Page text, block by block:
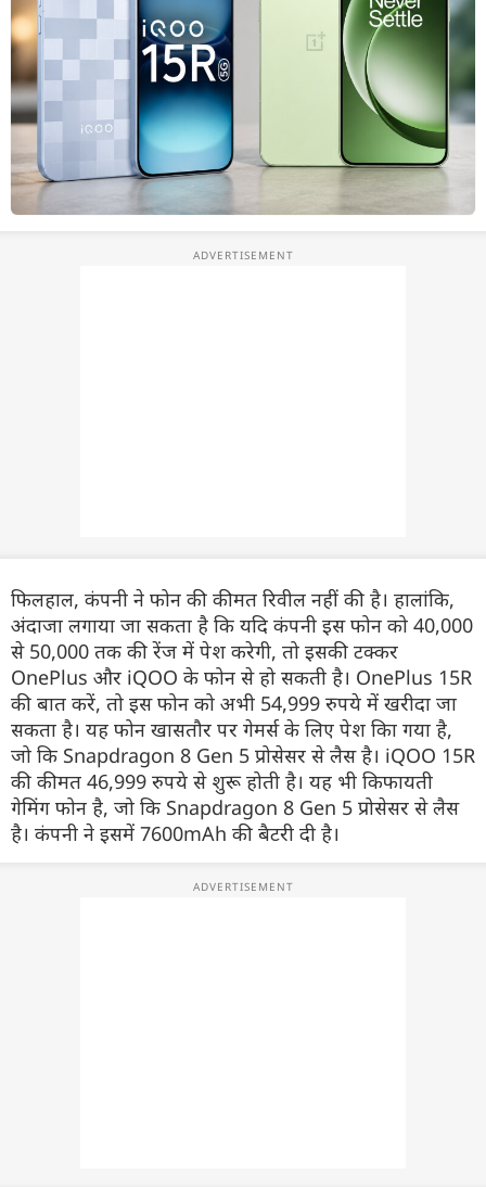
फिलहाल, कंपनी ने फोन की कीमत रिवील नहीं की है। हालांकि,
अंदाजा लगाया जा सकता है कि यदि कंपनी इस फोन को 40,000
से 50,000 तक की रेंज में पेश करेगी, तो इसकी टक्कर
OnePlus और iQOO के फोन से हो सकती है। OnePlus 15R
की बात करें, तो इस फोन को अभी 54,999 रुपये में खरीदा जा
सकता है। यह फोन खासतौर पर गेमर्स के लिए पेश किा गया है,
जो कि Snapdragon 8 Gen 5 प्रोसेसर से लैस है। iQOO 15R
की कीमत 46,999 रुपये से शुरू होती है। यह भी किफायती
गेमिंग फोन है, जो कि Snapdragon 8 Gen 5 प्रोसेसर से लैस
है। कंपनी ने इसमें 7600mAh की बैटरी दी है।